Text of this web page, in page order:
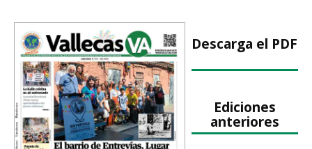
Descarga el PDF
Ediciones
anteriores